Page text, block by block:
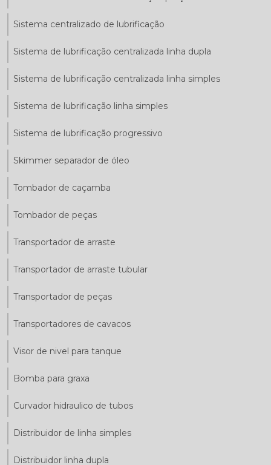
Sistema centralizado de lubrificação
Sistema de lubrificação centralizada linha dupla
Sistema de lubrificação centralizada linha simples
Sistema de lubrificação linha simples
Sistema de lubrificação progressivo
Skimmer separador de óleo
Tombador de caçamba
Tombador de peças
Transportador de arraste
Transportador de arraste tubular
Transportador de peças
Transportadores de cavacos
Visor de nivel para tanque
Bomba para graxa
Curvador hidraulico de tubos
Distribuidor de linha simples
Distribuidor linha dupla